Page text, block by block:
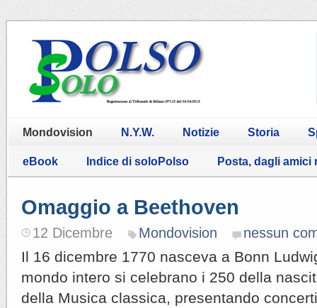
Mondovision N.Y.W. Notizie Storia
eBook Indice di soloPolso Posta, dagli amici
Omaggio a Beethoven
12 Dicembre Mondovision nessun
Il 16 dicembre 1770 nasceva a Bonn
mondo intero si celebrano i 250 della
della Musica classica, presentando